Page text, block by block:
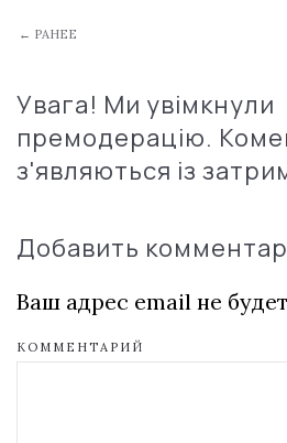
← РАНЕЕ
Увага! Ми увімкнули
премодерацію.
з'являються із
Добавить
Ваш адрес email не
КОММЕНТАРИЙ